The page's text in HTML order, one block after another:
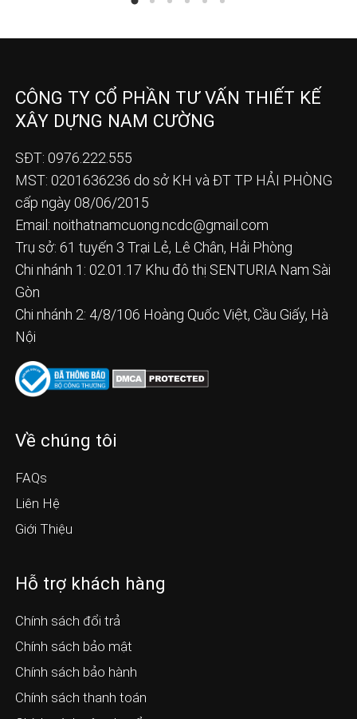
CÔNG TY CỔ PHẦN TƯ VẤN THIẾT KẾ
XÂY DỰNG NAM CƯỜNG
SĐT: 0976.222.555
MST: 0201636236 do sở KH và ĐT TP HẢI PHÒNG
cấp ngày 08/06/2015
Email: noithatnamcuong.ncdc@gmail.com
Trụ sở: 61 tuyến 3 Trại Lẻ, Lê Chân, Hải Phòng
Chi nhánh 1: 02.01.17 Khu đô thị SENTURIA Nam Sài
Gòn
Chi nhánh 2: 4/8/106 Hoàng Quốc Việt, Cầu Giấy, Hà
Nội
Về chúng tôi
FAQs
Liên Hệ
Giới Thiệu
Hỗ trợ khách hàng
Chính sách đổi trả
Chính sách bảo mật
Chính sách bảo hành
Chính sách thanh toán